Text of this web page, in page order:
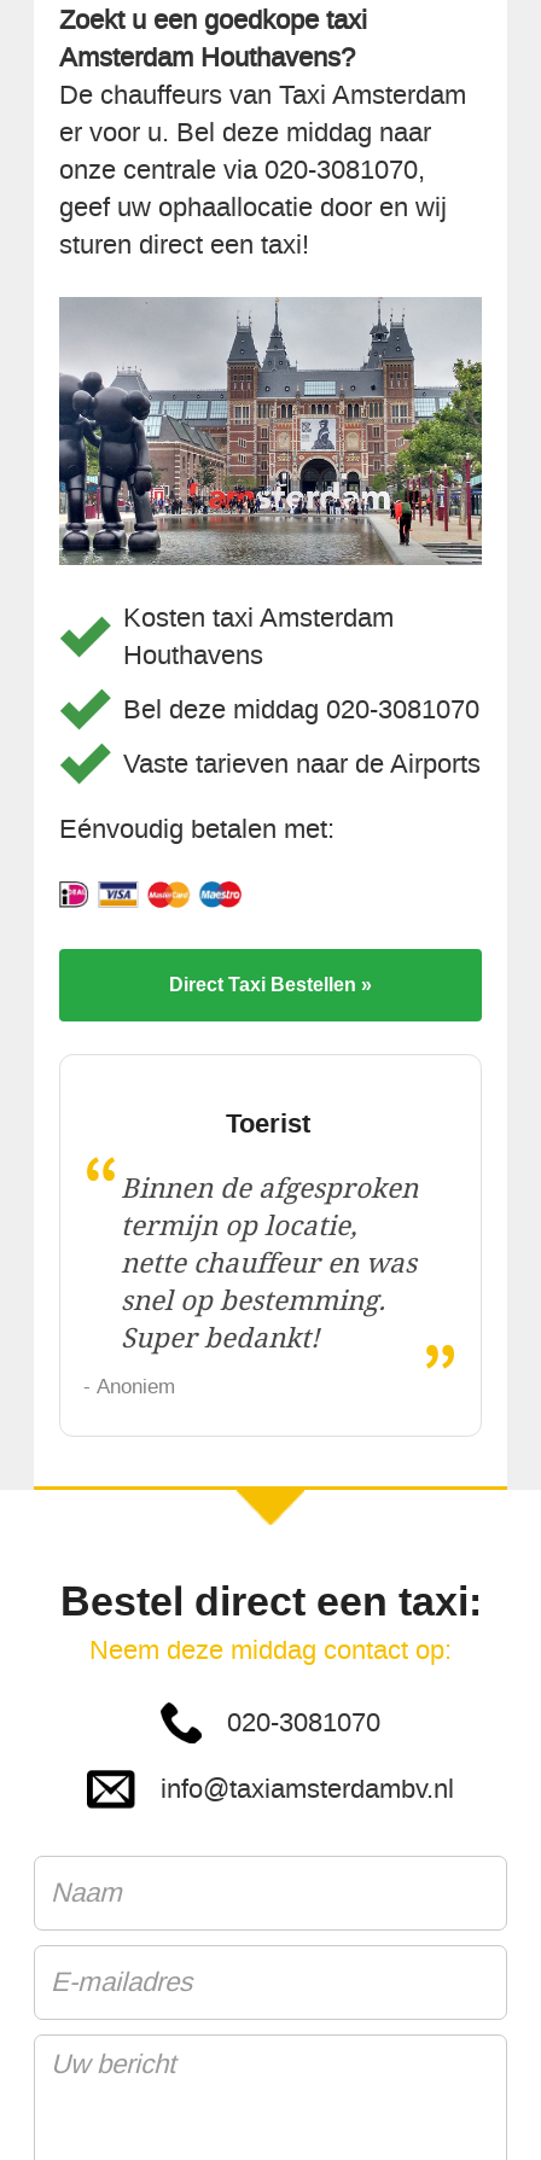
Zoekt u een goedkope taxi
Amsterdam Houthavens?
De chauffeurs van Taxi Amsterdam
er voor u. Bel deze middag naar
onze centrale via 020-3081070,
geef uw ophaallocatie door en wij
sturen direct een taxi!
Kosten taxi Amsterdam
Houthavens
Bel deze middag 020-3081070
Vaste tarieven naar de Airports
Eénvoudig betalen met:
Direct Taxi Bestellen »
Toerist
“ Binnen de afgesproken
termijn op locatie,
nette chauffeur en was
snel op bestemming.
Super bedankt!
„
- Anoniem
Bestel direct een taxi:
Neem deze middag contact op:
020-3081070
info@taxiamsterdambv.nl